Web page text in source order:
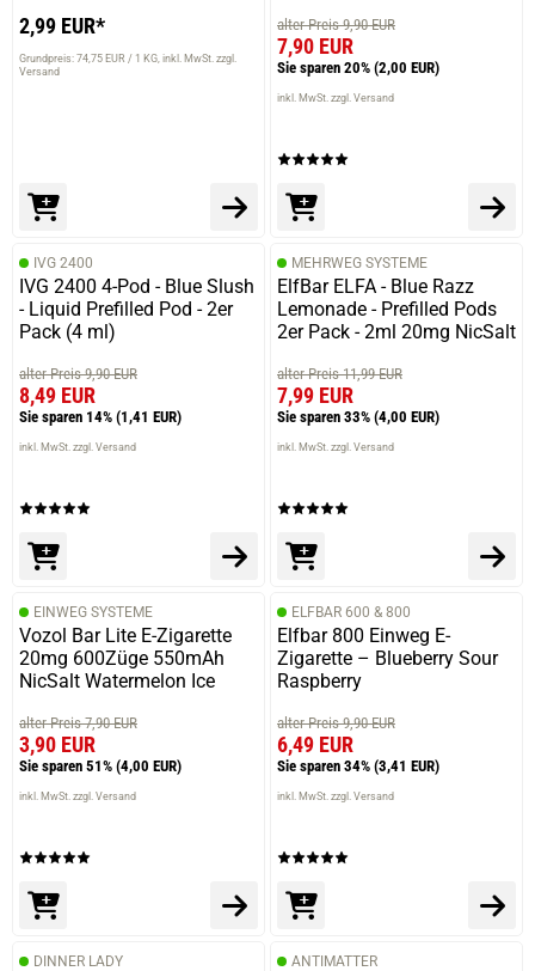
2,99 EUR*
Grundpreis: 74,75 EUR / 1 KG inkl. MwSt. zzgl.
Versand
alter Preis 9,90 EUR
7,90 EUR
Sie sparen 20% (2,00 EUR)
inkl. MwSt. zzgl. Versand
IVG 2400
IVG 2400 4-Pod - Blue Slush
- Liquid Prefilled Pod - 2er
Pack (4 ml)
alter Preis 9,90 EUR
8,49 EUR
Sie sparen 14% (1,41 EUR)
inkl. MwSt. zzgl. Versand
MEHRWEG SYSTEME
ElfBar ELFA - Blue Razz
Lemonade - Prefilled Pods
2er Pack - 2ml 20mg NicSalt
alter Preis 11,99 EUR
7,99 EUR
Sie sparen 33% (4,00 EUR)
inkl. MwSt. zzgl. Versand
EINWEG SYSTEME
Vozol Bar Lite E-Zigarette
20mg 600Züge 550mAh
NicSalt Watermelon Ice
alter Preis 7,90 EUR
3,90 EUR
Sie sparen 51% (4,00 EUR)
inkl. MwSt. zzgl. Versand
ELFBAR 600 & 800
Elfbar 800 Einweg E-
Zigarette – Blueberry Sour
Raspberry
alter Preis 9,90 EUR
6,49 EUR
Sie sparen 34% (3,41 EUR)
inkl. MwSt. zzgl. Versand
DINNER LADY ANTIMATTER